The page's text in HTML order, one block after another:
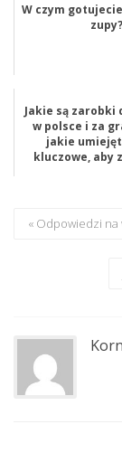
W czym
zupy?
Jakie są zarobki
w polsce i za
jakie
kluczowe, aby
« Odpowiedzi na